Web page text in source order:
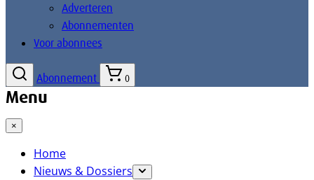
Adverteren
Abonnementen
Voor abonnees
Abonnement 0
Menu
×
Home
Nieuws & Dossiers